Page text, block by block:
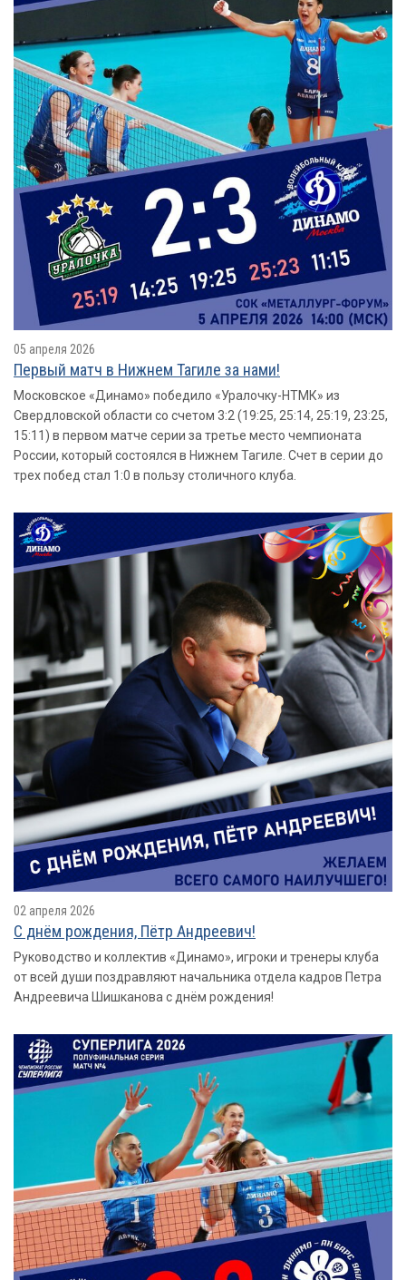
05 апреля 2026
Первый матч в Нижнем Тагиле за нами!
Московское «Динамо» победило «Уралочку-НТМК» из
Свердловской области со счетом 3:2 (19:25, 25:14, 25:19, 23:25,
15:11) в первом матче серии за третье место чемпионата
России, который состоялся в Нижнем Тагиле. Счет в серии до
трех побед стал 1:0 в пользу столичного клуба.
02 апреля 2026
С днём рождения, Пётр Андреевич!
Руководство и коллектив «Динамо», игроки и тренеры клуба
от всей души поздравляют начальника отдела кадров Петра
Андреевича Шишканова с днём рождения!